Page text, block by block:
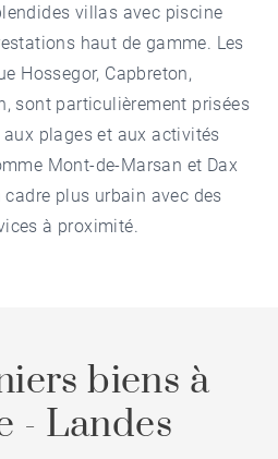
villas avec piscine
haut de gamme. Les
Hossegor, Capbreton,
sont particulièrement prisées
plages et aux activités
Mont-de-Marsan et Dax
plus urbain avec des
à proximité.
biens à
- Landes